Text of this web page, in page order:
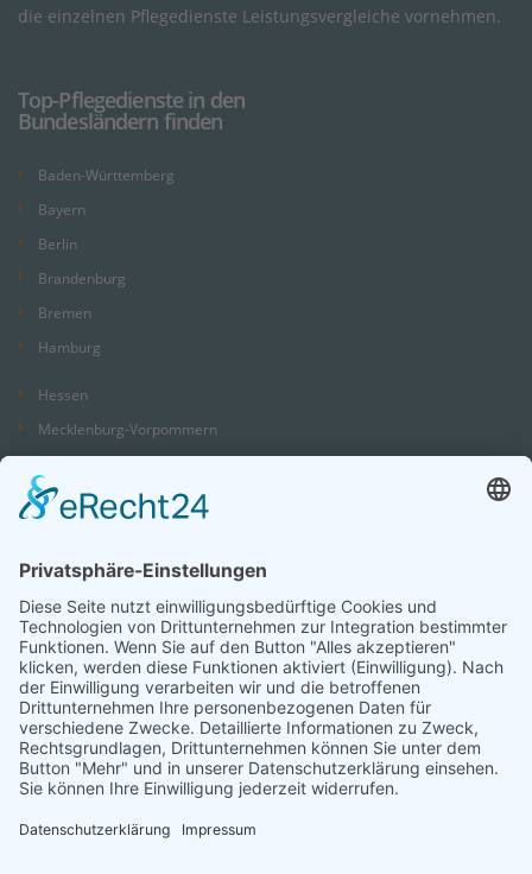
die einzelnen Pflegedienste Leistungsvergleiche vornehmen.
Top-Pflegedienste in den
Bundesländern finden
Baden-Württemberg
Bayern
Berlin
Brandenburg
Bremen
Hamburg
Hessen
Mecklenburg-Vorpommern
Nordrhein-Westfalen
Saarland
Sachsen
Sachsen-Anhalt
Schleswig-Holstein
Thüringen